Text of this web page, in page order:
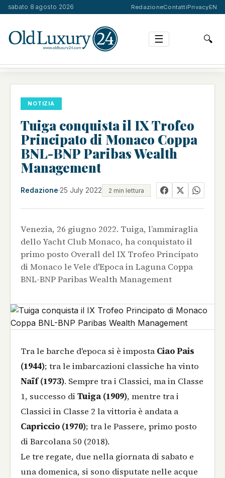
sabato 8 agosto 2026 RedazioneContattiPrivacyEN
☰ 🔍
NOTIZIA
Tuiga conquista il IX Trofeo
Principato di Monaco Coppa
BNL-BNP Paribas Wealth
Management
Redazione·25 July 2022 2 min lettura
Venezia, 26 giugno 2022. Tuiga, l’ammiraglia
dello Yacht Club Monaco, ha conquistato il
primo posto Overall del IX Trofeo Principato
di Monaco le Vele d'Epoca in Laguna Coppa
BNL-BNP Paribas Wealth Management
Tra le barche d'epoca si è imposta Ciao Pais
(1944); tra le imbarcazioni classiche ha vinto
Naïf (1973). Sempre tra i Classici, ma in Classe
1, successo di Tuiga (1909), mentre tra i
Classici in Classe 2 la vittoria è andata a
Capriccio (1970); tra le Passere, primo posto
di Barcolana 50 (2018).
Le tre regate, due nella giornata di sabato e
una domenica, si sono disputate nelle acque